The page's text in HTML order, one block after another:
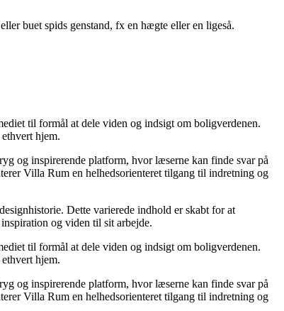
buet spids genstand, fx en hægte eller en ligeså.
til formål at dele viden og indsigt om boligverdenen.
hjem.
og inspirerende platform, hvor læserne kan finde svar på
Villa Rum en helhedsorienteret tilgang til indretning og
Dette varierede indhold er skabt for at
og viden til sit arbejde.
til formål at dele viden og indsigt om boligverdenen.
hjem.
og inspirerende platform, hvor læserne kan finde svar på
Villa Rum en helhedsorienteret tilgang til indretning og